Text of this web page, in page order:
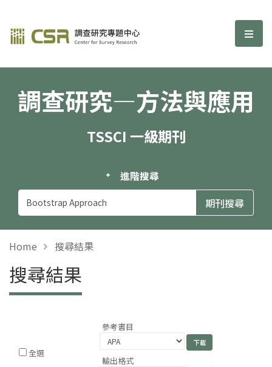
調查研究—方法與應用期刊 選
調查研究—方法與應用
TSSCI 一級期刊
進階搜尋
Home 搜尋結果
搜尋結果
全選
參考書目
輸出格式